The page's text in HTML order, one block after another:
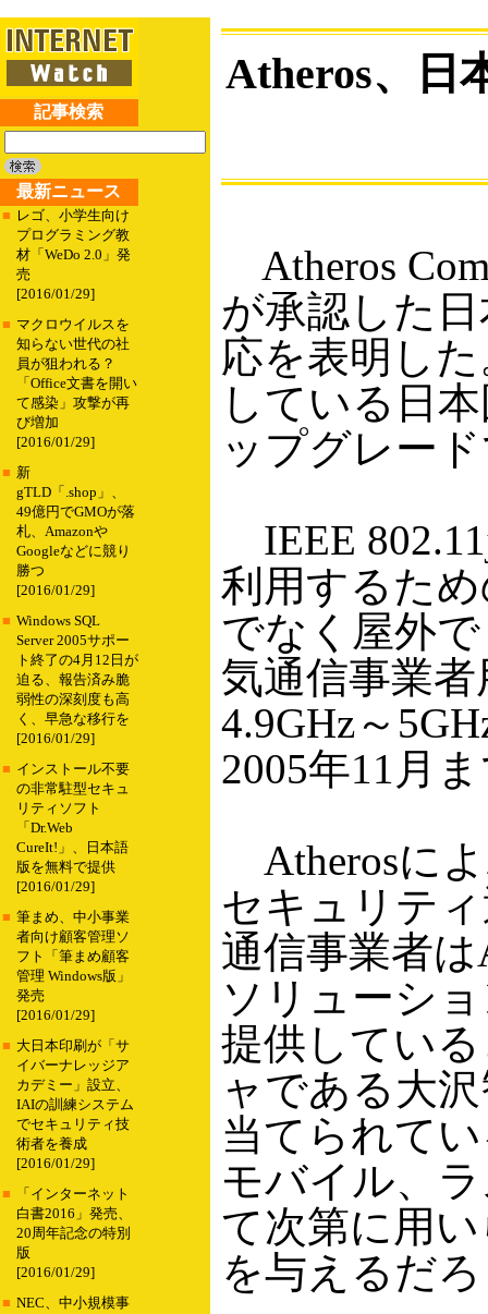
記事検索
最新ニュース
■ レゴ、小学生向け
プログラミング教
材「WeDo 2.0」発
売
[2016/01/29]
■ マクロウイルスを
知らない世代の社
員が狙われる？
「Office文書を開い
て感染」攻撃が再
び増加
[2016/01/29]
■ 新
gTLD「.shop」、
49億円でGMOが落
札、Amazonや
Googleなどに競り
勝つ
[2016/01/29]
■ Windows SQL
Server 2005サポー
ト終了の4月12日が
迫る、報告済み脆
弱性の深刻度も高
く、早急な移行を
[2016/01/29]
■ インストール不要
の非常駐型セキュ
リティソフト
「Dr.Web
CureIt!」、日本語
版を無料で提供
[2016/01/29]
■ 筆まめ、中小事業
者向け顧客管理ソ
フト「筆まめ顧客
管理 Windows版」
発売
[2016/01/29]
■ 大日本印刷が「サ
イバーナレッジア
カデミー」設立、
IAIの訓練システム
でセキュリティ技
術者を養成
[2016/01/29]
■
「インターネット
白書2016」発売、
20周年記念の特別
版
[2016/01/29]
■ NEC、中小規模事
Atheros、日
Atheros
が承認した
応を表明し
している日
ップグレー
IEEE
利用するため
でなく屋外
気通信事業
4.9GHz～
2005年11月
Atherosに
セキュリテ
通信事業者
ソリューシ
提供してい
ャである大
当てられて
モバイル、
て次第に用
を与えるだ